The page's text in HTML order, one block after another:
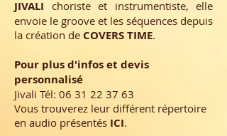
JIVALI choriste et instrumentiste, elle
envoie le groove et les séquences depuis
la création de COVERS TIME.
Pour plus d'infos et devis
personnalisé
Jivali Tél: 06 31 22 37 63
Vous trouverez leur différent répertoire
en audio présentés ICI.